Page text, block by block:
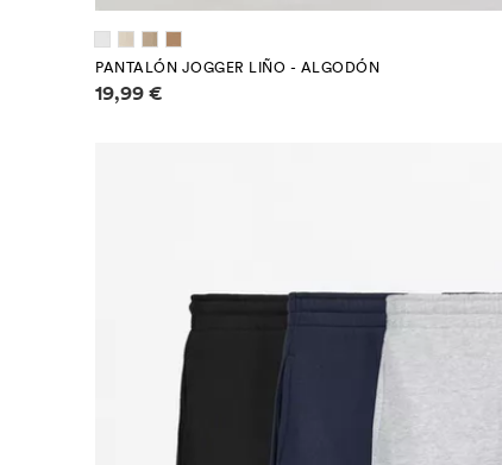
PANTALÓN JOGGER LIÑO - ALGODÓN
Información de prezos
19,99 €